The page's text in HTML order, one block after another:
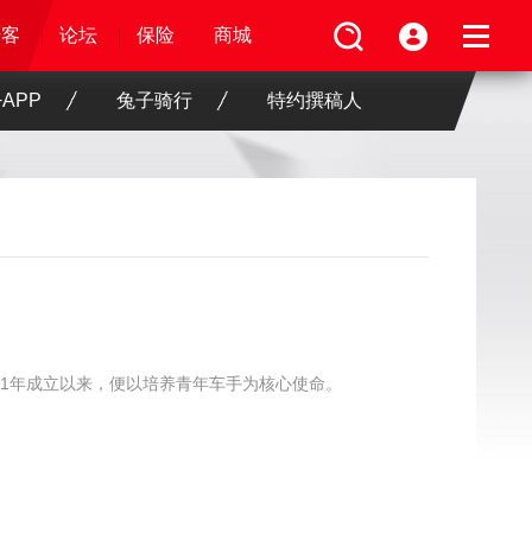
保险
论坛 保险 商城
论坛 保险 商城
论坛 保险 商城
兔子骑行 特约撰稿人
成立以来，便以培养青年车手为核心使命。